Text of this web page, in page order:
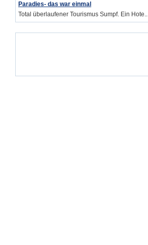
Paradies- das war einmal
Total überlaufener Tourismus Sumpf. Ein Hote..